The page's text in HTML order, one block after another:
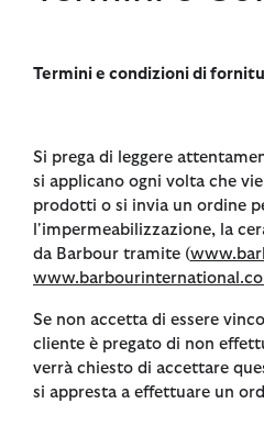
Termini e condizioni di
Si prega di leggere
si applicano ogni volta che
prodotti o si invia un ordine
l'impermeabilizzazione, la
da Barbour tramite (
Se non accetta di essere
cliente è pregato di non
verrà chiesto di accettare
si appresta a effettuare un